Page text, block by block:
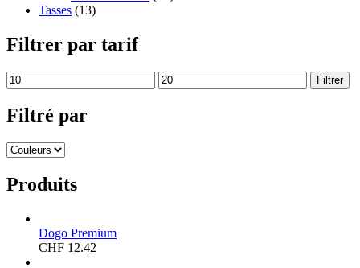
Tasses (13)
Filtrer par tarif
Filtrer
Filtré par
Produits
Dogo Premium
CHF 12.42